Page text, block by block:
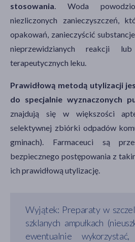
stosowania . Woda
niezliczonych zanieczyszczeń,
opakowań, zanieczyścić
nieprzewidzianych reakcji
terapeutycznych leku.
Prawidłową metodą utylizacji
do specjalnie wyznaczonych
znajdują się w większości
selektywnej zbiórki odpadów
gminach). Farmaceuci są
bezpiecznego postępowania z
ich prawidłową utylizację.
Wyjątek: Preparaty w
szklanych ampułkach
ewentualnie